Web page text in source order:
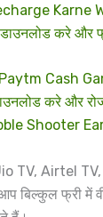
Karne
डाउनलोड करे और
Cash
करे और
Shooter
TV, Airtel
बिल्कुल फ्री में